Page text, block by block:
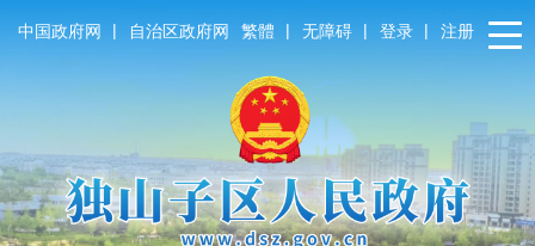
中国政府网 | 自治区政府网 繁體 | 无障碍 | 登录 | 注册